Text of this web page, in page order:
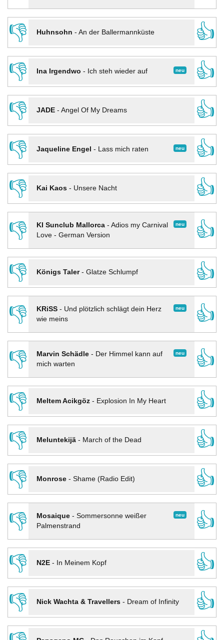
👎
Huhnsohn - An der Ballermannküste
👍
👎
neu
Ina Irgendwo - Ich steh wieder auf
👍
👎
JADE- Angel Of My Dreams
👍
👎
neu
Jaqueline Engel - Lass mich raten
👍
👎
Kai Kaos- Unsere Nacht
👍
👎
neu
KI Sunclub Mallorca- Adios my Carnival
Love - German Version
👍
👎
Königs Taler- Glatze Schlumpf
👍
👎
neu
KRiSS- Und plötzlich schlägt dein Herz
wie meins
👍
👎 neu
Marvin Schädle- Der Himmel kann auf
mich warten
👍
👎
Meltem Acikgöz- Explosion In My Heart
👍
👎
Meluntekijä- March of the Dead
👍
👎
Monrose- Shame (Radio Edit)
👍
👎
neu
Mosaique- Sommersonne weißer
Palmenstrand
👍
👎
N2E- In Meinem Kopf
👍
👎
Nick Wachta & Travellers- Dream of Infinity
👍